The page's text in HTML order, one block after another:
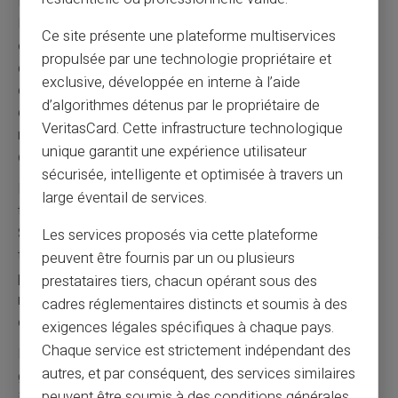
organismes respectent les mêmes normes de sécurité
que les banques traditionnelles. La protection des fonds
clients reste garantie par la ségrégation obligatoire. En
cas de défaillance de l'émetteur, les fonds restent
récupérables. Card Veritas travaille exclusivement avec
des partenaires agréés et contrôlés.
sécurité des transactions
technologies de protection bancaire. Les codes 3D
Secure protègent les achats en ligne contre la fraude. La
technologie sans contact limite les risques lors des
paiements physiques. Le blocage instantané de la carte
reste possible via l'application mobile. Ces protections
égalent celles des cartes bancaires traditionnelles.
confidentialité des donnéesrespecte le Règlement
général sur la protection des données européen. Les
Ce site présente une plateforme multiservices
propulsée par une technologie propriétaire et
exclusive, développée en interne à l’aide
d’algorithmes détenus par le propriétaire de
VeritasCard. Cette infrastructure technologique
unique garantit une expérience utilisateur
sécurisée, intelligente et optimisée à travers un
large éventail de services.
Les services proposés via cette plateforme
peuvent être fournis par un ou plusieurs
prestataires tiers, chacun opérant sous des
cadres réglementaires distincts et soumis à des
exigences légales spécifiques à chaque pays.
Chaque service est strictement indépendant des
autres, et par conséquent, des services similaires